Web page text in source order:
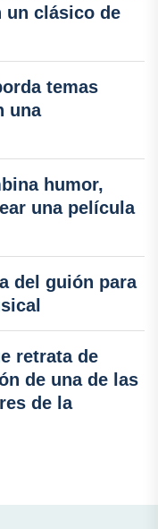
un clásico de
temas
una
humor,
una película
del guión para
retrata de
de una de las
de la